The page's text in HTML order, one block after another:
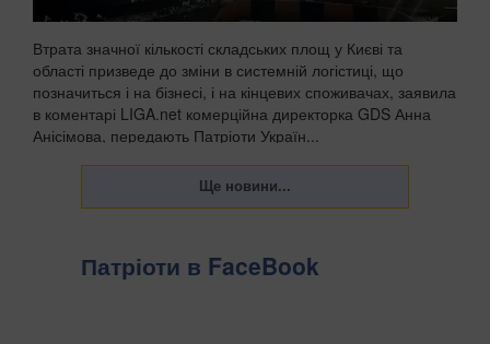
Втрата значної кількості складських площ у Києві та
області призведе до зміни в системній логістиці, що
позначиться і на бізнесі, і на кінцевих споживачах, заявила
в коментарі LIGA.net комерційна директорка GDS Анна
Анісімова, передають Патріоти Україн...
Патріоти в FaceBook